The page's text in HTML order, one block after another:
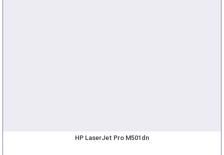
HP LaserJet Pro M501dn